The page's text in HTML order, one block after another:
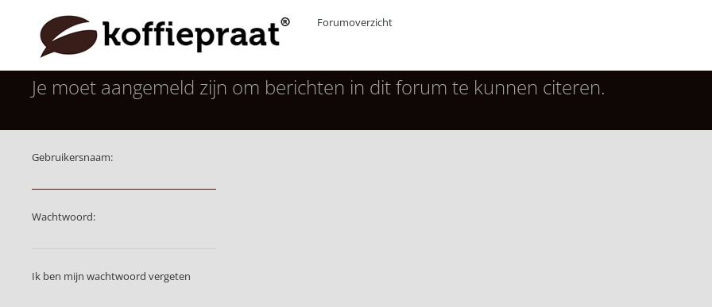
Forumoverzicht
Je moet aangemeld zijn om berichten in dit forum te kunnen citeren.
Gebruikersnaam:
Wachtwoord:
Ik ben mijn wachtwoord vergeten